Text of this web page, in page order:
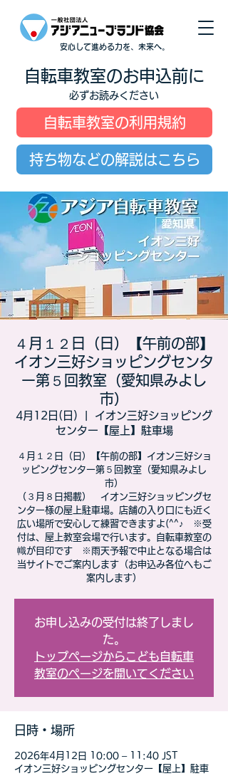
安心して進める力を、未来へ。
自転車教室のお申込前に
必ずお読みください
自転車教室の利用規約
持ち物などの解説はこちら
４月１２日（日）【午前の部】
イオン三好ショッピングセンタ
ー第５回教室（愛知県みよし
市）
4月12日(日)
イオン三好ショッピング
センター【屋上】駐車場
４月１２日（日）【午前の部】イオン三好ショ
ッピングセンター第５回教室（愛知県みよし
市）
（３月８日掲載） イオン三好ショッピングセ
ンター様の屋上駐車場。店舗の入り口にも近く
広い場所で安心して練習できますよ(^^♪ ※受
付は、屋上教室会場で行います。自転車教室の
幟が目印です ※雨天予報で中止となる場合は
当サイトでご案内します（お申込み各位へもご
案内します）
お申し込みの受付は終了しまし
た。
トップページからこども自転車
教室のページを開いてください
日時・場所
2026年4月12日 10:00 – 11:40 JST
イオン三好ショッピングセンター【屋上】駐車